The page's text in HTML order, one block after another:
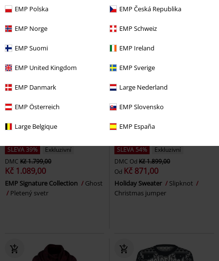
EMP Polska EMP Česká Republika
EMP Norge EMP Schweiz
EMP Suomi EMP Ireland
EMP United Kingdom EMP Sverige
EMP Danmark Large Nederland
EMP Österreich EMP Slovensko
Large Belgique EMP España
EMP
Pletený svetr
Pletený svetr
SLEVA 39%
Exkluzivní
DMC Kč 1.799,00
Kč 1.089,00
EMP Signature Collection
Ghost
Pletený svetr
SLEVA 54%
Exkluzivní
DMC Od Kč 1.899,00
Od Kč 871,00
Holiday Sweater
Slipknot
Christmas jumper